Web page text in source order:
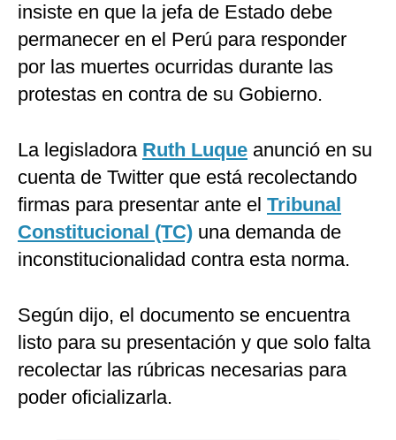
insiste en que la jefa de Estado debe
permanecer en el Perú para responder
por las muertes ocurridas durante las
protestas en contra de su Gobierno.
La legisladora Ruth Luque anunció en su
cuenta de Twitter que está recolectando
firmas para presentar ante el Tribunal
Constitucional (TC) una demanda de
inconstitucionalidad contra esta norma.
Según dijo, el documento se encuentra
listo para su presentación y que solo falta
recolectar las rúbricas necesarias para
poder oficializarla.